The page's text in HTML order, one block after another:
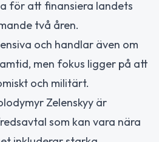
för att finansiera landets
två åren.
och handlar även om
men fokus ligger på att
och militärt.
Zelenskyy är
som kan vara nära